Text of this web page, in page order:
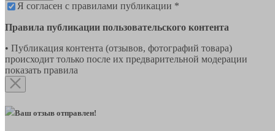
Я согласен с правилами публикации *
Правила публикации пользовательского контента
• Публикация контента (отзывов, фотографий товара)
происходит только после их предварительной модерации
показать правила
Ваш отзыв отправлен!